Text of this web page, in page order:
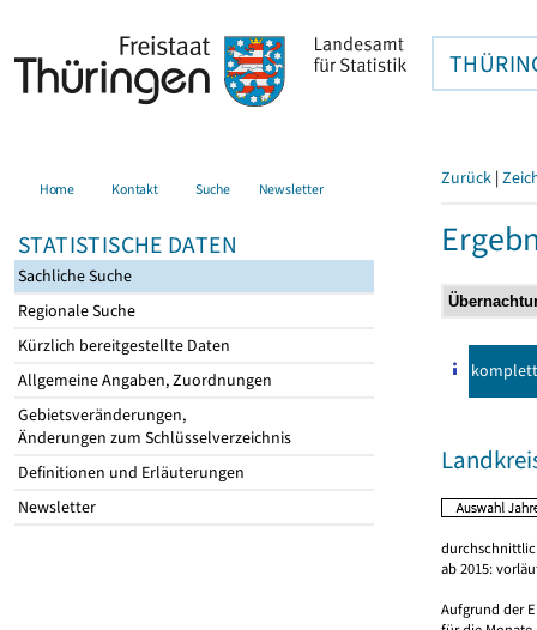
Home Kontakt Suche Newsletter
STATISTISCHE DATEN
Sachliche Suche
Regionale Suche
Kürzlich bereitgestellte Daten
Allgemeine Angaben, Zuordnungen
Gebietsveränderungen,
Änderungen zum Schlüsselverzeichnis
Definitionen und Erläuterungen
Newsletter
Zurück |
komplett
ab 2015:
Aufgrund der